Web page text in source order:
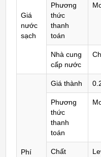
Giá
nước
sạch
Phương
thức
thanh
toán
Nhà cung
cấp nước
Phí
Giá thành
Phương
thức
thanh
toán
Chất